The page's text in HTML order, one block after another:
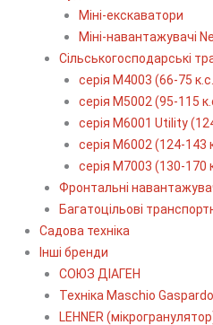
Міні-екскаватори
Міні-навантажувачі
Сільськогосподарські
серія М4003 (66-75
серія М5002 (95-115
серія M6001 Utility
серія М6002 (124-143
серія М7003 (130-170
Фронтальні
Багатоцільові
Садова техніка
Інші бренди
СОЮЗ ДІАГЕН
Техніка Maschio Gaspardo
LEHNER